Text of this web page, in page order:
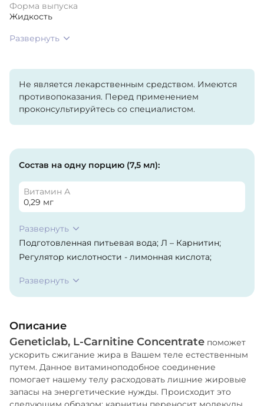
Форма выпуска
Жидкость
Развернуть
Не является лекарственным средством. Имеются
противопоказания. Перед применением
проконсультируйтесь со специалистом.
Состав на одну порцию (7,5 мл):
Витамин А
0,29 мг
Развернуть
Подготовленная питьевая вода; Л – Карнитин;
Регулятор кислотности - лимонная кислота;
карбоксиметилцеллюлоза; Минералы: Цитрат
магния, Лактат кальция, Сульфат магния,
Витамины: никотинамид, токоферола ацетат,
пиридоксина гидрохлорид, тиамин гидрохлорид,
рибофламин, ретинола ацетат, фолиевая кислота,
биотин, холекальциферол, цианокобаламин;
Подсластители: ацесульфам калия, сукралоза;
Консерванты: сорбат калия, бензоат натрия;
Развернуть
Описание
Geneticlab, L-Carnitine Concentrate поможет
ускорить сжигание жира в Вашем теле естественным
путем. Данное витаминоподобное соединение
помогает нашему телу расходовать лишние жировые
запасы на энергетические нужды. Происходит это